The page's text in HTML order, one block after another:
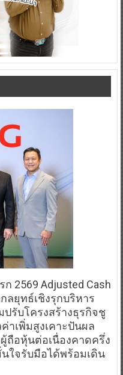
2569 Adjusted Cash
ลยุทธ์เชิงรุกบริหาร
รับโครงสร้างธุรกิจชู
าเพิ่มสูงเคาะปันผล
ถือหุ้นต่อเนื่องคาดครึ่ง
ใจรับมือได้พร้อมเดิน